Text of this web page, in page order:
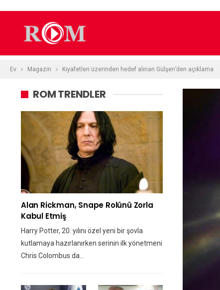
Ev Magazin Kıyafetleri üzerinden hedef alınan Gülşen’den açıklama
ROM TRENDLER
Alan Rickman, Snape Rolünü Zorla
Kabul Etmiş
Harry Potter, 20. yılını özel yeni bir şovla
kutlamaya hazırlanırken serinin ilk yönetmeni
Chris Colombus da…